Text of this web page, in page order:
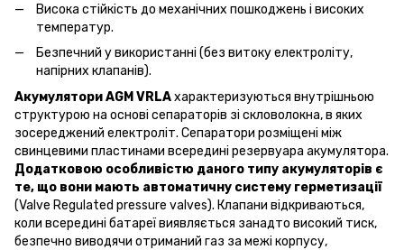
Висока стійкість до механічних пошкоджень і високих
температур.
Безпечний у використанні (без витоку електроліту,
напірних клапанів).
Акумулятори AGM VRLAхарактеризуються внутрішньою
структурою на основі сепараторів зі скловолокна, в яких
зосереджений електроліт. Сепаратори розміщені між
свинцевими пластинами всередині резервуара акумулятора.
Додатковою особливістю даного типу акумуляторів є
те, що вони мають автоматичну систему герметизації
(Valve Regulated pressure valves). Клапани відкриваються,
коли всередині батареї виявляється занадто високий тиск,
безпечно виводячи отриманий газ за межі корпусу,